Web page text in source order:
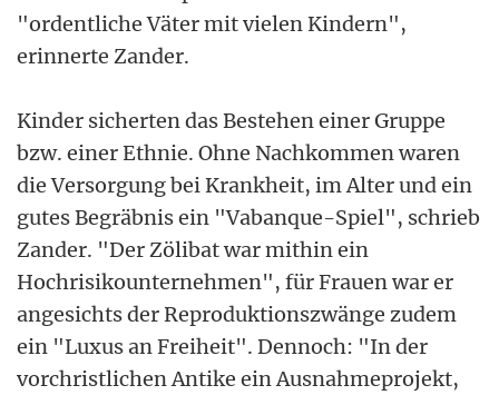
"ordentliche Väter mit vielen Kindern",
erinnerte Zander.
Kinder sicherten das Bestehen einer Gruppe
bzw. einer Ethnie. Ohne Nachkommen waren
die Versorgung bei Krankheit, im Alter und ein
gutes Begräbnis ein "Vabanque-Spiel", schrieb
Zander. "Der Zölibat war mithin ein
Hochrisikounternehmen", für Frauen war er
angesichts der Reproduktionszwänge zudem
ein "Luxus an Freiheit". Dennoch: "In der
vorchristlichen Antike ein Ausnahmeprojekt,